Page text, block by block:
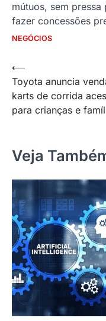
mútuos, sem
fazer concessões
NEGÓCIOS
Navegação
de
Post
⟵
Toyota anuncia
karts de corrida
para crianças e
Veja